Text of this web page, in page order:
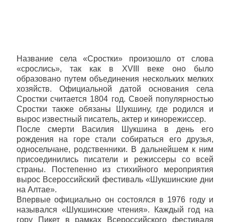
Название села «Сростки» произошло от слова
«срослись», так как в XVIII веке оно было
образовано путем объединения нескольких мелких
хозяйств. Официальной датой основания села
Сростки считается 1804 год. Своей популярностью
Сростки также обязаны Шукшину, где родился и
вырос известный писатель, актер и кинорежиссер.
После смерти Василия Шукшина в день его
рождения на горе стали собираться его друзья,
односельчане, родственники. В дальнейшем к ним
присоединились писатели и режиссеры со всей
страны. Постепенно из стихийного мероприятия
вырос Всероссийский фестиваль «Шукшинские дни
на Алтае».
Впервые официально он состоялся в 1976 году и
назывался «Шукшинские чтения». Каждый год на
гору Пикет в рамках Всероссийского фестиваля